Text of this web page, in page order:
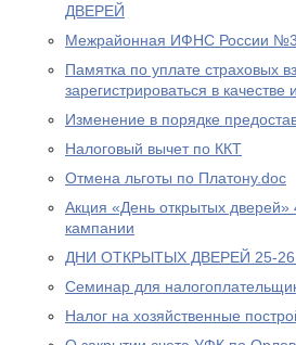
ДВЕРЕЙ
Межрайонная ИФНС России №3
Памятка по уплате страховых
зарегистрироваться в
Изменение в порядке
Налоговый вычет по ККТ
Отмена льготы по Платону.doc
Акция «День открытых
кампании
ДНИ ОТКРЫТЫХ ДВЕРЕЙ 25-26
Cеминар для
Налог на хозяйственные